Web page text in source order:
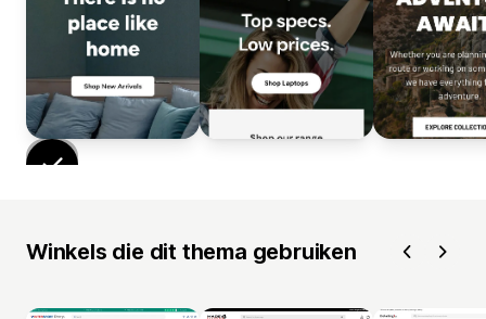
Winkels die dit thema gebruiken